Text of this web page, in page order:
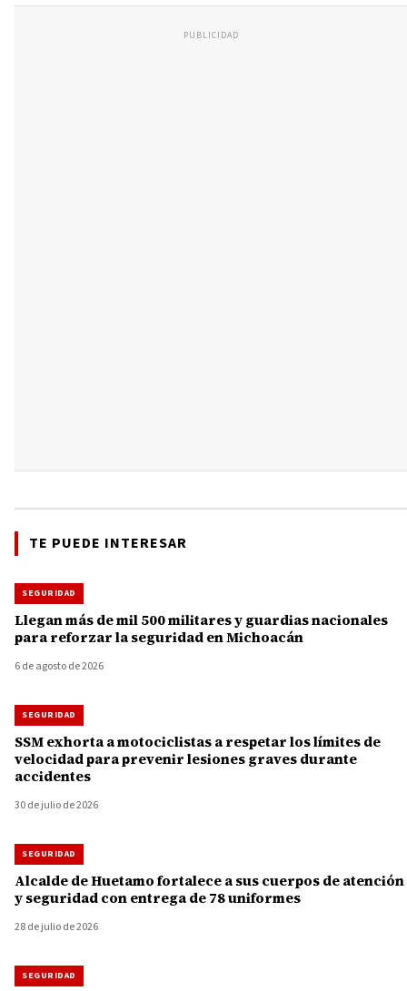
PUBLICIDAD
TE PUEDE INTERESAR
SEGURIDAD
Llegan más de mil 500 militares y guardias nacionales
para reforzar la seguridad en Michoacán
6 de agosto de 2026
SEGURIDAD
SSM exhorta a motociclistas a respetar los límites de
velocidad para prevenir lesiones graves durante
accidentes
30 de julio de 2026
SEGURIDAD
Alcalde de Huetamo fortalece a sus cuerpos de atención
y seguridad con entrega de 78 uniformes
28 de julio de 2026
SEGURIDAD